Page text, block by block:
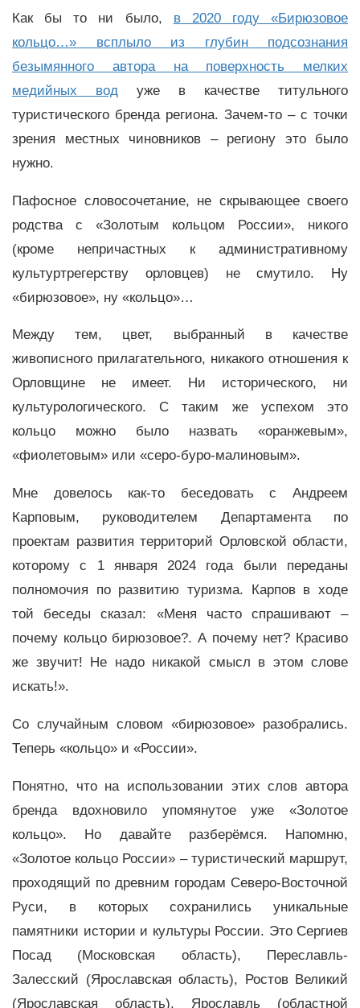
Как бы то ни было, в 2020 году «Бирюзовое
кольцо…» всплыло из глубин подсознания
безымянного автора на поверхность мелких
медийных вод уже в качестве титульного
туристического бренда региона. Зачем-то – с точки
зрения местных чиновников – региону это было
нужно.
Пафосное словосочетание, не скрывающее своего
родства с «Золотым кольцом России», никого
(кроме непричастных к административному
культуртрегерству орловцев) не смутило. Ну
«бирюзовое», ну «кольцо»…
Между тем, цвет, выбранный в качестве
живописного прилагательного, никакого отношения к
Орловщине не имеет. Ни исторического, ни
культурологического. С таким же успехом это
кольцо можно было назвать «оранжевым»,
«фиолетовым» или «серо-буро-малиновым».
Мне довелось как-то беседовать с Андреем
Карповым, руководителем Департамента по
проектам развития территорий Орловской области,
которому с 1 января 2024 года были переданы
полномочия по развитию туризма. Карпов в ходе
той беседы сказал: «Меня часто спрашивают –
почему кольцо бирюзовое?. А почему нет? Красиво
же звучит! Не надо никакой смысл в этом слове
искать!».
Со случайным словом «бирюзовое» разобрались.
Теперь «кольцо» и «России».
Понятно, что на использовании этих слов автора
бренда вдохновило упомянутое уже «Золотое
кольцо». Но давайте разберёмся. Напомню,
«Золотое кольцо России» – туристический маршрут,
проходящий по древним городам Северо-Восточной
Руси, в которых сохранились уникальные
памятники истории и культуры России. Это Сергиев
Посад (Московская область), Переславль-
Залесский (Ярославская область), Ростов Великий
(Ярославская область), Ярославль (областной